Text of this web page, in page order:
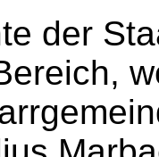
der